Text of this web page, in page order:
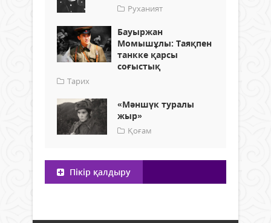
Руханият
Бауыржан
Момышұлы: Таяқпен
танкке қарсы
соғыстық
Тарих
«Мәншүк туралы
жыр»
Қоғам
Пікір қалдыру